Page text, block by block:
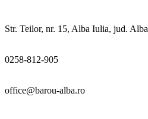
Str. Teilor, nr. 15, Alba Iulia, jud. Alba
0258-812-905
office@barou-alba.ro